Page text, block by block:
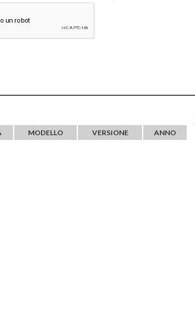
MODELLO VERSIONE ANNO